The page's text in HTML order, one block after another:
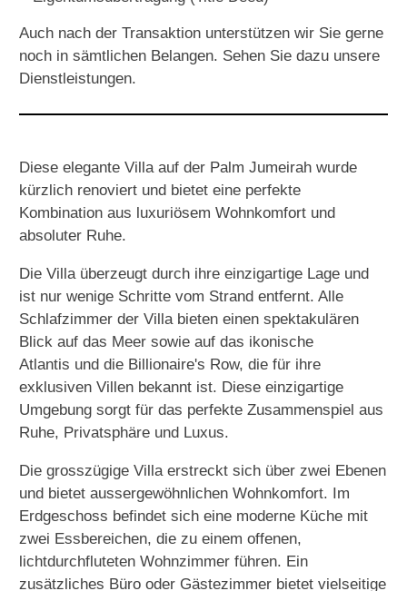
Auch nach der Transaktion unterstützen wir Sie gerne
noch in sämtlichen Belangen. Sehen Sie dazu unsere
Dienstleistungen.
Diese elegante Villa auf der Palm Jumeirah wurde
kürzlich renoviert und bietet eine perfekte
Kombination aus luxuriösem Wohnkomfort und
absoluter Ruhe.
Die Villa überzeugt durch ihre einzigartige Lage und
ist nur wenige Schritte vom Strand entfernt. Alle
Schlafzimmer der Villa bieten einen spektakulären
Blick auf das Meer sowie auf das ikonische
Atlantis und die Billionaire's Row, die für ihre
exklusiven Villen bekannt ist. Diese einzigartige
Umgebung sorgt für das perfekte Zusammenspiel aus
Ruhe, Privatsphäre und Luxus.
Die grosszügige Villa erstreckt sich über zwei Ebenen
und bietet aussergewöhnlichen Wohnkomfort. Im
Erdgeschoss befindet sich eine moderne Küche mit
zwei Essbereichen, die zu einem offenen,
lichtdurchfluteten Wohnzimmer führen. Ein
zusätzliches Büro oder Gästezimmer bietet vielseitige